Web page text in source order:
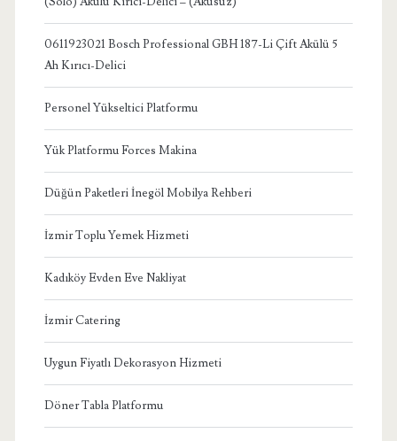
0611923021 Bosch Professional GBH 187-Li Çift Akülü 5
Ah Kırıcı-Delici
Personel Yükseltici Platformu
Yük Platformu Forces Makina
Düğün Paketleri İnegöl Mobilya Rehberi
İzmir Toplu Yemek Hizmeti
Kadıköy Evden Eve Nakliyat
İzmir Catering
Uygun Fiyatlı Dekorasyon Hizmeti
Döner Tabla Platformu